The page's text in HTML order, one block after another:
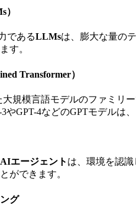
）
であるLLMsは、膨大な量の
す。
Transformer）
規模言語モデルのファミリ
やGPT-4などのGPTモデル
AIエージェント は、環境を認
ができます。
グ